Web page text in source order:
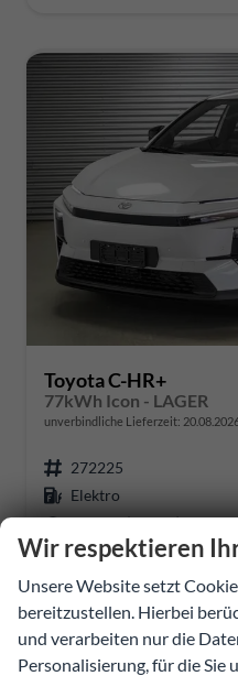
Toyota C-HR+
77kWh Icon - LAGER
unverbindliche Lieferzeit:
272225
Elektro
165 kW (224 PS)
09.08.2026
41.964,70 €
incl. 20% MwSt.
inkl. NoVA
Wir respektieren
Unsere Website setzt
bereitzustellen. Hierbei
und verarbeiten nur die
Personalisierung, für die Sie